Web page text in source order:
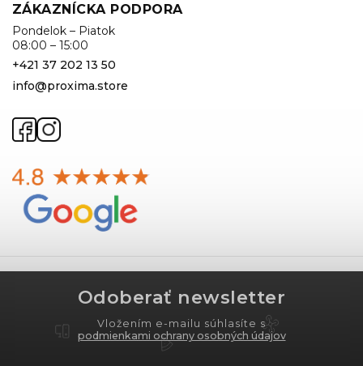
ZÁKAZNÍCKA PODPORA
Pondelok – Piatok
08:00 – 15:00
+421 37 202 13 50
info@proxima.store
Odoberať newsletter
Vložením e-mailu súhlasíte s
podmienkami ochrany osobných údajov